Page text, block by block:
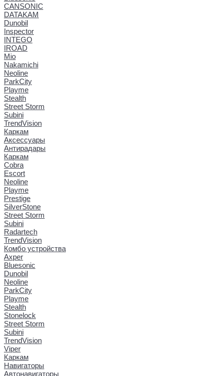
CANSONIC
DATAKAM
Dunobil
Inspector
INTEGO
IROAD
Mio
Nakamichi
Neoline
ParkCity
Playme
Stealth
Street Storm
Subini
TrendVision
Каркам
Аксессуары
Антирадары
Каркам
Cobra
Escort
Neoline
Playme
Prestige
SilverStone
Street Storm
Subini
Radartech
TrendVision
Комбо устройства
Axper
Bluesonic
Dunobil
Neoline
ParkCity
Playme
Stealth
Stonelock
Street Storm
Subini
TrendVision
Viper
Каркам
Навигаторы
Автонавигаторы